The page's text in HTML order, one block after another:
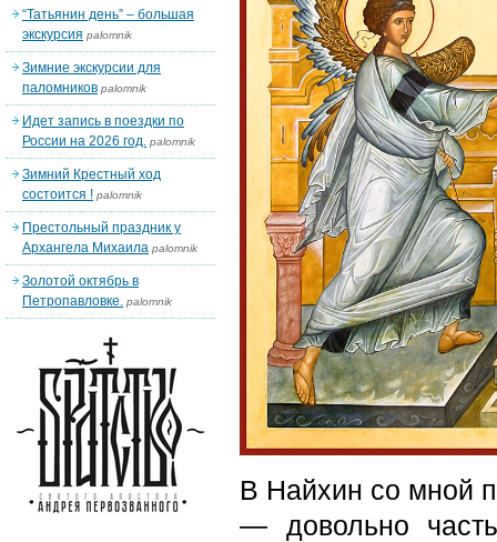
В Найхин со мной
— довольно
“Татьянин день” – большая
экскурсия palomnik
Зимние экскурсии для
паломников palomnik
Идет запись в поездки по
России на 2026 год. palomnik
Зимний Крестный ход
состоится ! palomnik
Престольный праздник у
Архангела Михаила palomnik
Золотой октябрь в
Петропавловке. palomnik